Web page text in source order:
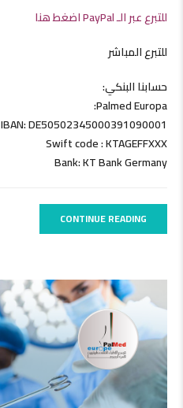
للتبرع عبر الـ PayPal اضغط هنا
للتبرع المباشر
حسابنا البنكي:
Palmed Europa:
IBAN: DE50502345000391090001
Swift code : KTAGEFFXXX
Bank: KT Bank Germany
CONTINUE READING